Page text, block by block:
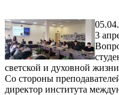
3
светской и духовной
Со стороны
директор института